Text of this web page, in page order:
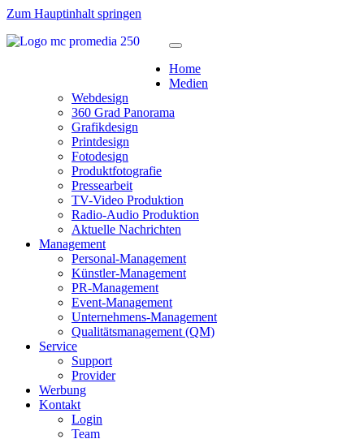
Zum Hauptinhalt springen
Home
Medien
Webdesign
360 Grad Panorama
Grafikdesign
Printdesign
Fotodesign
Produktfotografie
Pressearbeit
TV-Video Produktion
Radio-Audio Produktion
Aktuelle Nachrichten
Management
Personal-Management
Künstler-Management
PR-Management
Event-Management
Unternehmens-Management
Qualitätsmanagement (QM)
Service
Support
Provider
Werbung
Kontakt
Login
Team